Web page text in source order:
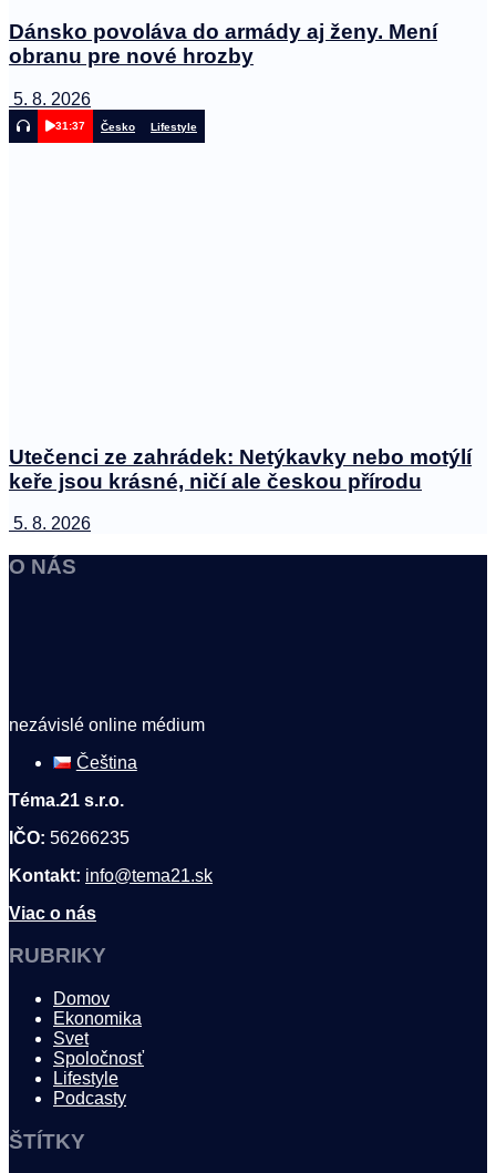
Dánsko povoláva do armády aj ženy. Mení
obranu pre nové hrozby
5. 8. 2026
31:37 Česko Lifestyle
Utečenci ze zahrádek: Netýkavky nebo motýlí
keře jsou krásné, ničí ale českou přírodu
5. 8. 2026
O NÁS
nezávislé online médium
Čeština
Téma.21 s.r.o.
IČO: 56266235
Kontakt: info@tema21.sk
Viac o nás
RUBRIKY
Domov
Ekonomika
Svet
Spoločnosť
Lifestyle
Podcasty
ŠTÍTKY